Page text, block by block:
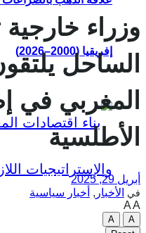
إفريقيا (2000–2026)
وزراء
الساحل
المغربي في
الأطلسية
أبريل 29, 2025
في الأخبار , أخبار سياسية
AA
A
A